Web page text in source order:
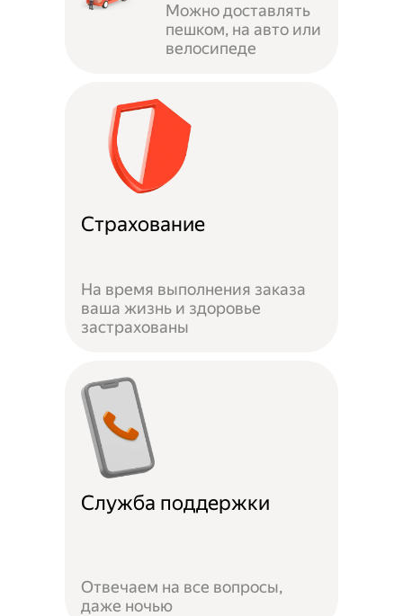
Можно доставлять
пешком, на авто или
велосипеде
Страхование
На время выполнения заказа
ваша жизнь и здоровье
застрахованы
Служба поддержки
Отвечаем на все вопросы,
даже ночью